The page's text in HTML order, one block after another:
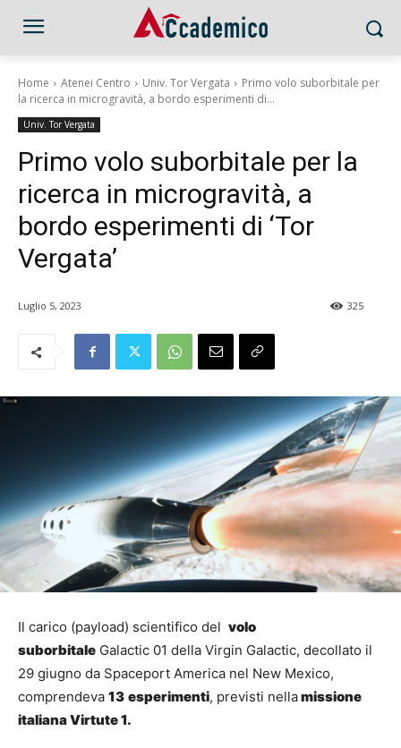
Home Atenei Centro Univ. Tor Vergata
Primo volo suborbitale per
la ricerca in microgravità, a bordo esperimenti di...
Univ. Tor Vergata
Primo volo suborbitale per la
ricerca in microgravità, a
bordo esperimenti di ‘Tor
Vergata’
Luglio 5, 2023 325
Il carico (payload) scientifico del volo
suborbitale Galactic 01 della Virgin Galactic, decollato il
29 giugno da Spaceport America nel New Mexico,
comprendeva 13 esperimenti, previsti nellamissione
italiana Virtute 1.